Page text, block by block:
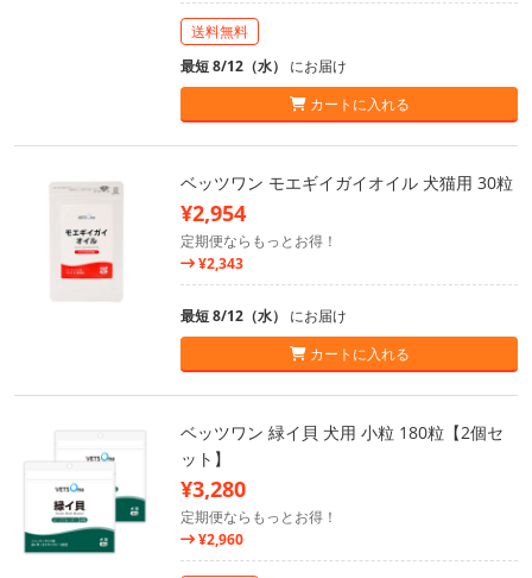
送料無料
最短 8/12（水） にお届け
カートに入れる
ベッツワン モエギイガイオイル 犬猫用 30粒
¥2,954
定期便ならもっとお得！
¥2,343
最短 8/12（水） にお届け
カートに入れる
ベッツワン 緑イ貝 犬用 小粒 180粒【2個セ
ット】
¥3,280
定期便ならもっとお得！
¥2,960